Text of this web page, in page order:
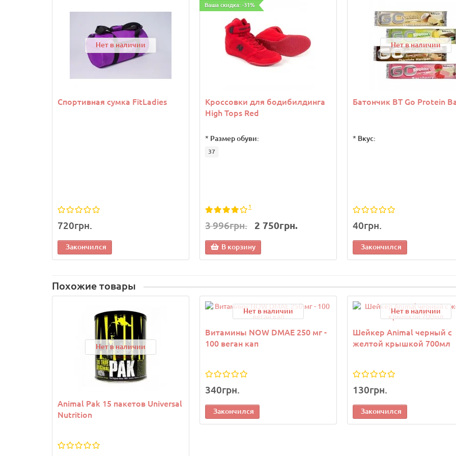
Нет в наличии
Спортивная сумка FitLadies
720грн.
Закончился
Ваша скидка: -31%
Кроссовки для бодибилдинга
High Tops Red
* Размер обуви:
37
1
3 996грн. 2 750грн.
В корзину
Нет в наличии
Батончик BT Go Protein
* Вкус:
40грн.
Закончился
Похожие товары
Нет в наличии
Animal Pak 15 пакетов Universal
Nutrition
Нет в наличии
Витамины NOW DMAE 250 мг -
100 веган кап
340грн.
Закончился
Нет в наличии
Шейкер Animal черный с
желтой крышкой 700мл
130грн.
Закончился